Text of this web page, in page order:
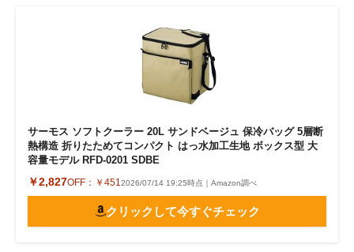
サーモス ソフトクーラー 20L サンドベージュ 保冷バッグ 5層断
熱構造 折りたためてコンパクト はっ水加工生地 ボックス型 大
容量モデル RFD-0201 SDBE
￥2,827OFF： ￥451 2026/07/14 19:25時点｜Amazon調べ
クリックして今すぐチェック